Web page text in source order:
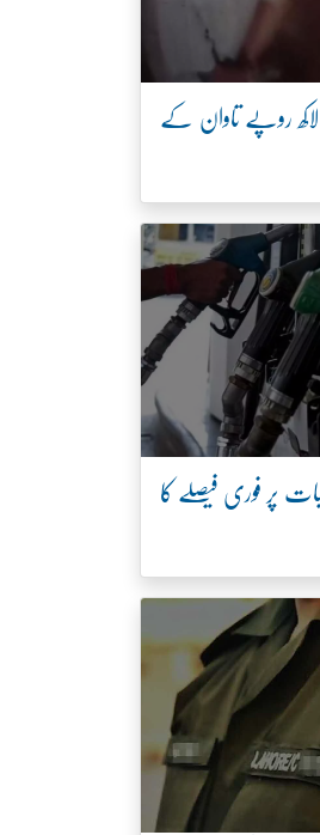
لاہور میں 26 سالہ نوجوان 15 لاکھ روپے تاوان کے
پر فوری فیصلے کا